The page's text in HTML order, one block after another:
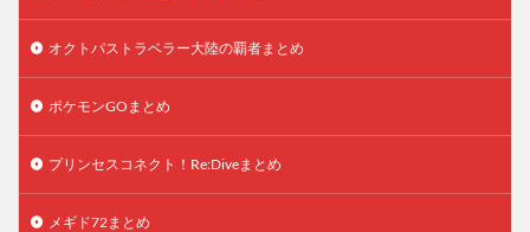
オクトパストラベラー大陸の覇者まとめ
ポケモンGOまとめ
プリンセスコネクト！Re:Diveまとめ
メギド72まとめ